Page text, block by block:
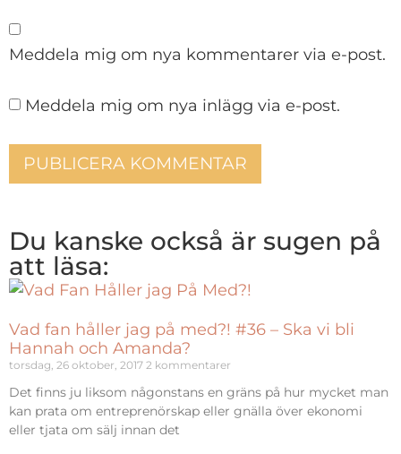
Meddela mig om nya kommentarer via e-post.
Meddela mig om nya inlägg via e-post.
Du kanske också är sugen på
att läsa:
Vad fan håller jag på med?! #36 – Ska vi bli
Hannah och Amanda?
torsdag, 26 oktober, 2017 2 kommentarer
Det finns ju liksom någonstans en gräns på hur mycket man
kan prata om entreprenörskap eller gnälla över ekonomi
eller tjata om sälj innan det